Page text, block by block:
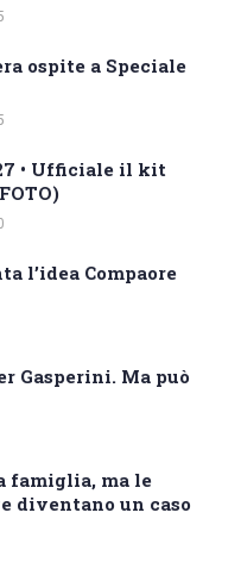
ospite a Speciale
• Ufficiale il kit
l’idea Compaore
Gasperini. Ma può
famiglia, ma le
diventano un caso